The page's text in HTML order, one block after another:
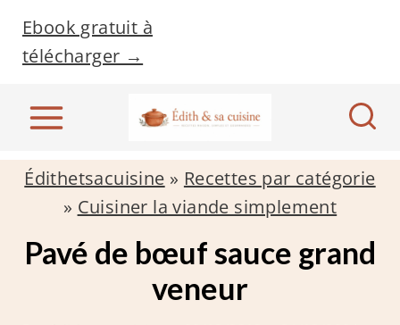
a
Ebook gratuit à
télécharger →
Édithetsacuisine » Recettes par catégorie
» Cuisiner la viande simplement
Pavé de bœuf sauce grand
veneur